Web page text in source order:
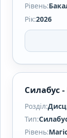
Рівень:
Рік:2026
Силабус
Розділ:
Тип:
Рівень: